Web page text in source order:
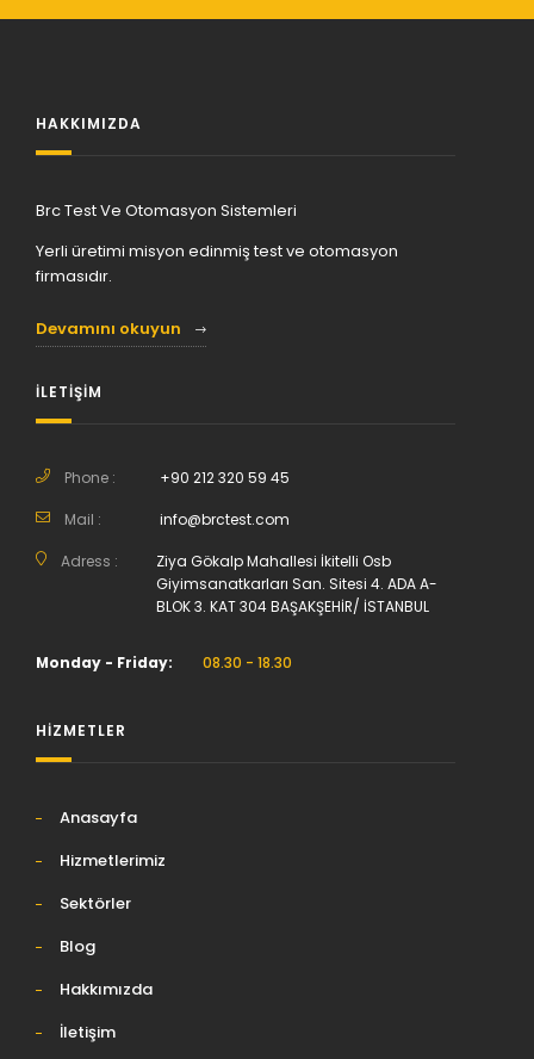
HAKKIMIZDA
Brc Test Ve Otomasyon Sistemleri
Yerli üretimi misyon edinmiş test ve otomasyon
firmasıdır.
Devamını okuyun
İLETİŞİM
Phone : +90 212 320 59 45
Mail : info@brctest.com
Adress :
Ziya Gökalp Mahallesi İkitelli Osb
Giyimsanatkarları San. Sitesi 4. ADA A-
BLOK 3. KAT 304 BAŞAKŞEHİR/ İSTANBUL
Monday - Friday: 08.30 - 18.30
HİZMETLER
Anasayfa
Hizmetlerimiz
Sektörler
Blog
Hakkımızda
İletişim